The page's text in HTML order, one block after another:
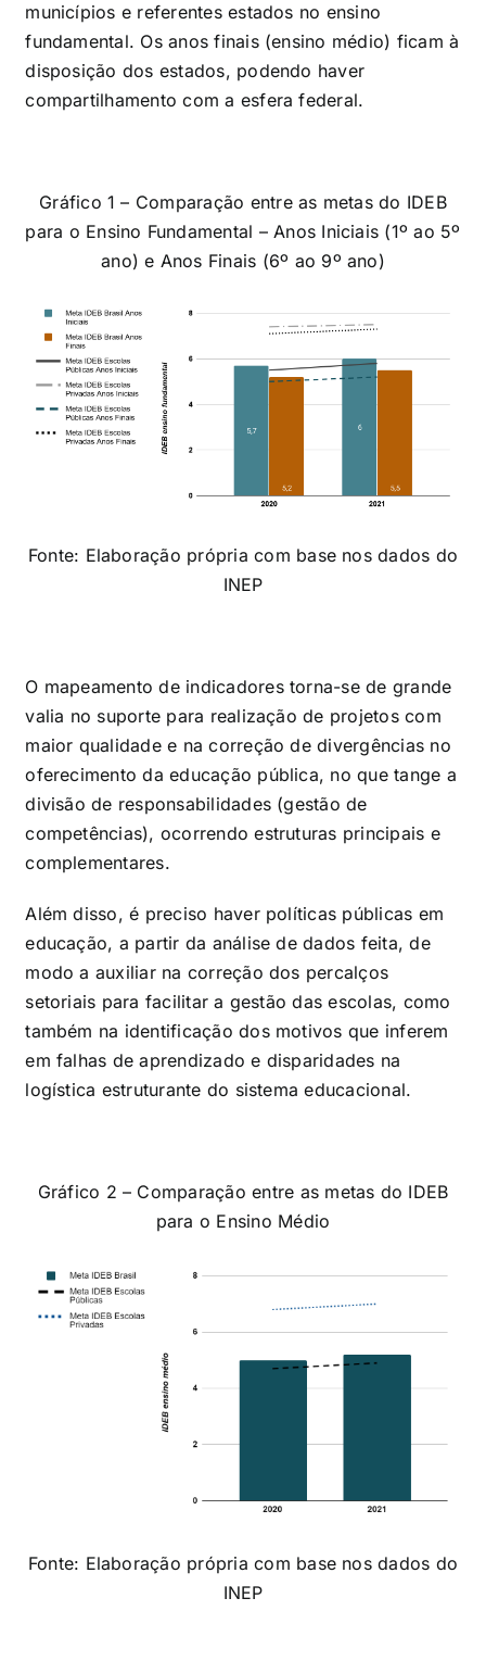
municípios e referentes estados no ensino
fundamental. Os anos finais (ensino médio) ficam à
disposição dos estados, podendo haver
compartilhamento com a esfera federal.
Gráfico 1 – Comparação entre as metas do IDEB
para o Ensino Fundamental – Anos Iniciais (1º ao 5º
ano) e Anos Finais (6º ao 9º ano)
Fonte: Elaboração própria com base nos dados do
INEP
O mapeamento de indicadores torna-se de grande
valia no suporte para realização de projetos com
maior qualidade e na correção de divergências no
oferecimento da educação pública, no que tange a
divisão de responsabilidades (gestão de
competências), ocorrendo estruturas principais e
complementares.
Além disso, é preciso haver políticas públicas em
educação, a partir da análise de dados feita, de
modo a auxiliar na correção dos percalços
setoriais para facilitar a gestão das escolas, como
também na identificação dos motivos que inferem
em falhas de aprendizado e disparidades na
logística estruturante do sistema educacional.
Gráfico 2 – Comparação entre as metas do IDEB
para o Ensino Médio
Fonte: Elaboração própria com base nos dados do
INEP